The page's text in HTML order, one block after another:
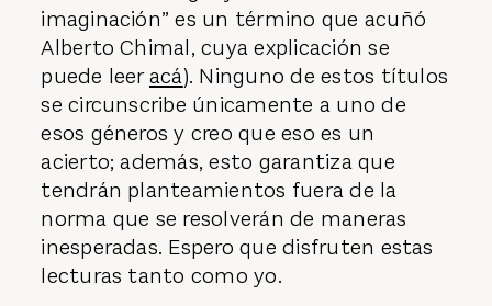
imaginación” es un término que acuñó
Alberto Chimal, cuya explicación se
puede leeracá). Ninguno de estos títulos
se circunscribe únicamente a uno de
esos géneros y creo que eso es un
acierto; además, esto garantiza que
tendrán planteamientos fuera de la
norma que se resolverán de maneras
inesperadas. Espero que disfruten estas
lecturas tanto como yo.